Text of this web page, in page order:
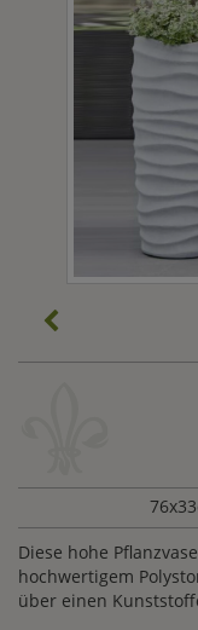
Diese hohe
hochwertigem
über einen